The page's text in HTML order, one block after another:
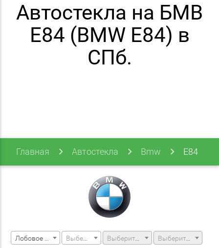
Автостекла на БМВ
E84 (BMW E84) в
СПб.
Главная Автостекла Bmw E84
Выберите модель машины Выберите модификацию